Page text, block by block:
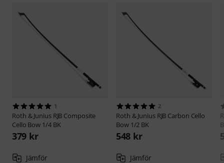
1
Roth & Junius RJB Composite
Cello Bow 1/4 BK
379 kr
Jämför
2
Roth & Junius RJB Carbon Cello
Bow 1/2 BK
548 kr
Jämför